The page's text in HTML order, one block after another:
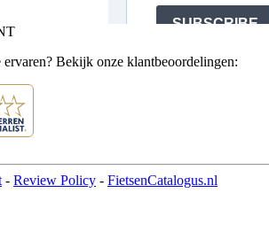
Bekijk onze klantbeoordelingen:
- Review Policy - FietsenCatalogus.nl